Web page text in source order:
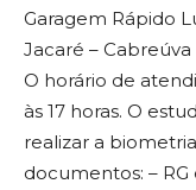
Garagem Rápido
Jacaré – Cabreúva
O horário de
às 17 horas. O
realizar a
documentos: – RG